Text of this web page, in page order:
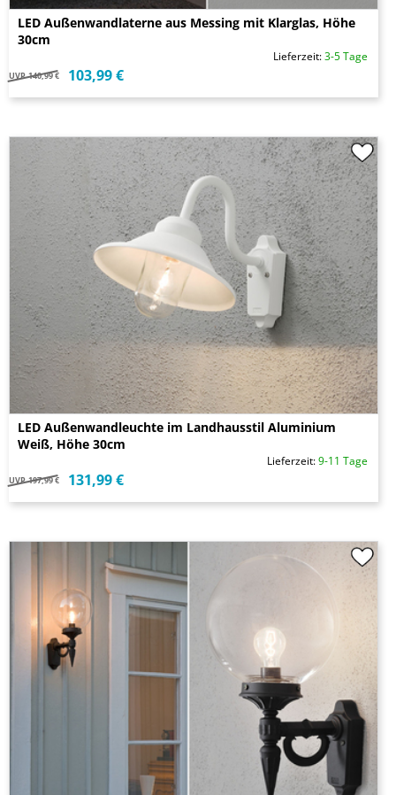
LED Außenwandlaterne aus Messing mit Klarglas, Höhe
30cm
Lieferzeit:3-5 Tage
UVP 140,99 € 103,99 €
LED Außenwandleuchte im Landhausstil Aluminium
Weiß, Höhe 30cm
Lieferzeit:9-11 Tage
UVP 197,99 € 131,99 €